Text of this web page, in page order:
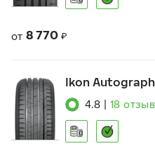
от 8 770 ₽
Ikon
4.8 18